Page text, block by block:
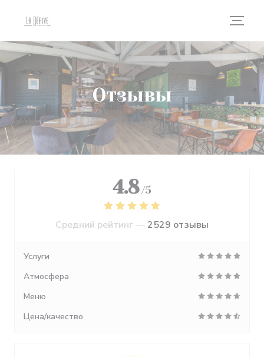
Отзывы
4.8 /5
Средний рейтинг —2529 отзывы
Услуги
Атмосфера
Меню
Цена/качество